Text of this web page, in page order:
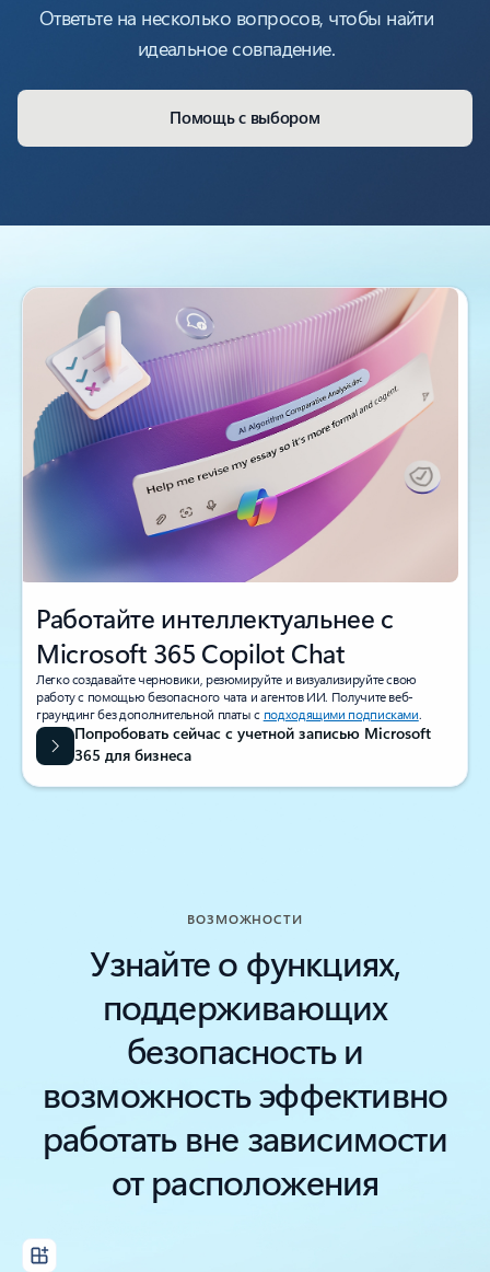
Ответьте на несколько вопросов, чтобы найти
идеальное совпадение.
Помощь с выбором
Работайте интеллектуальнее с
Microsoft 365 Copilot Chat
Легко создавайте черновики, резюмируйте и визуализируйте свою
работу с помощью безопасного чата и агентов ИИ. Получите веб-
граундинг без дополнительной платы с подходящими подписками.
Попробовать сейчас с учетной записью Microsoft
365 для бизнеса
ВОЗМОЖНОСТИ
Узнайте о функциях,
поддерживающих
безопасность и
возможность эффективно
работать вне зависимости
от расположения